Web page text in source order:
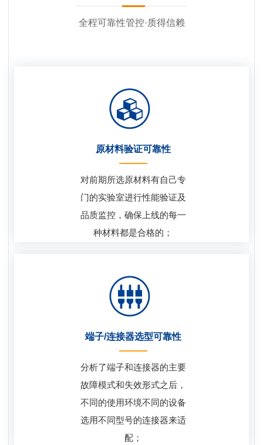
全程可靠性管控·质得信赖
原材料验证可靠性
对前期所选原材料有自己专
门的实验室进行性能验证及
品质监控，确保上线的每一
种材料都是合格的；
端子/连接器选型可靠性
分析了端子和连接器的主要
故障模式和失效形式之后，
不同的使用环境不同的设备
选用不同型号的连接器来适
配；